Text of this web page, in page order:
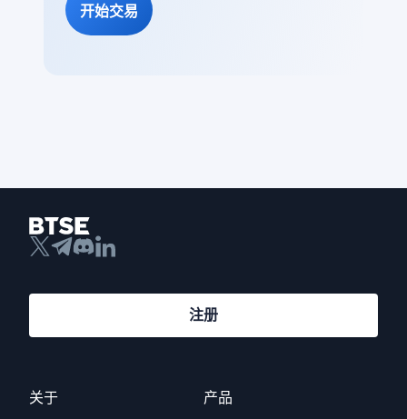
开始交易
关于 产品
注册